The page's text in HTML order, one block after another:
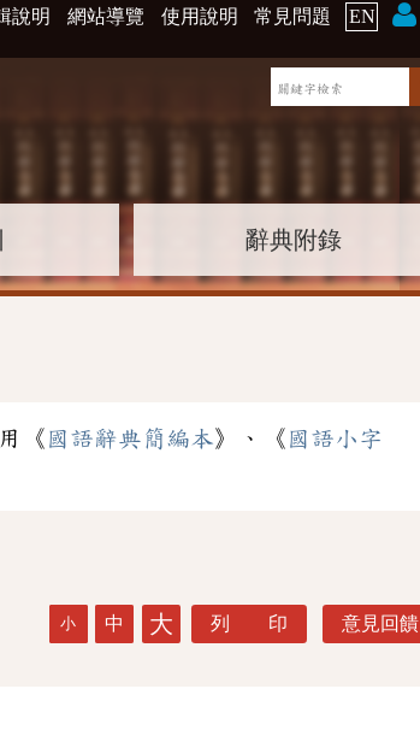
說明 網站導覽 使用說明 常見問題 EN
辭典附錄
《 國語辭典簡編本》、《 國語小字
小 中 大 列 印 意見回饋